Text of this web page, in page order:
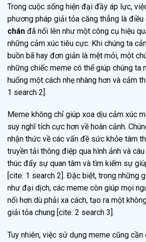
Trong cuộc sống hiện đại đầy áp lực,
phương pháp giải tỏa căng thẳng là điều
chán đã nổi lên như một công cụ hiệu
những cảm xúc tiêu cực. Khi chúng ta
buồn bã hay đơn giản là mệt mỏi, một
những chiếc meme có thể giúp chúng ta
huống một cách nhẹ nhàng hơn và cảm
1 search 2].
Meme không chỉ giúp xoa dịu cảm xúc
suy nghĩ tích cực hơn về hoàn cảnh.
nhận thức về các vấn đề sức khỏe tâm
truyền tải thông điệp qua hình ảnh và
thúc đẩy sự quan tâm và tìm kiếm sự
[cite: 1 search 2]. Đặc biệt, trong những
như đại dịch, các meme còn giúp mọi
nối hơn dù phải xa cách, tạo ra một
giải tỏa chung [cite: 2 search 3].
Tuy nhiên, việc sử dụng meme cũng